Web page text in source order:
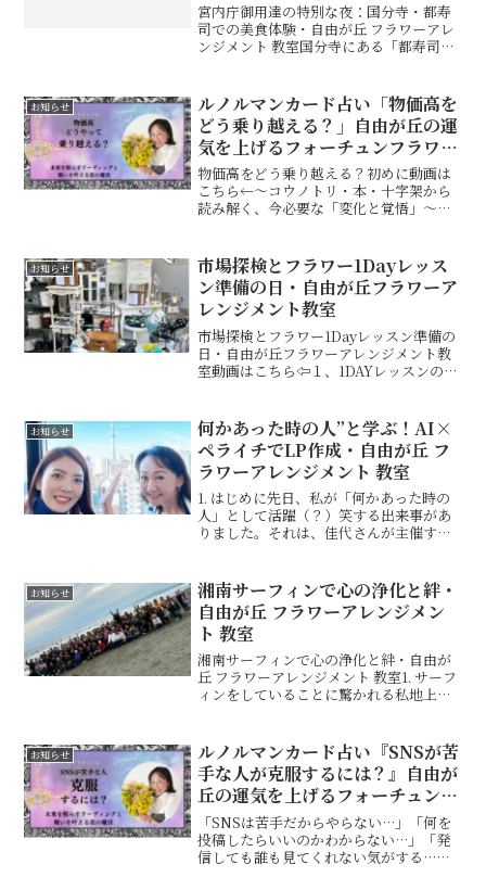
宮内庁御用達の特別な夜：国分寺・都寿
司での美食体験・自由が丘 フラワーアレ
ンジメント 教室国分寺にある「都寿司」
庁御用達」とのご紹介でした。その一言
だけで、どれほど特別...
お知らせ
ルノルマンカード占い「物価高を
どう乗り越える？」自由が丘の運
気を上げるフォーチュンフラワー
&カードセラピスト
物価高をどう乗り越える？初めに動画は
こちら←〜コウノトリ・本・十字架から
読み解く、今必要な「変化と覚悟」〜最
が苦しくなってきました」という声をよ
く聞くようになりました。...
お知らせ
市場探検とフラワー1Dayレッス
ン準備の日・自由が丘フラワーア
レンジメント教室
市場探検とフラワー1Dayレッスン準備の
日・自由が丘フラワーアレンジメント教
室動画はこちら⇦１、1DAYレッスンのサ
ンプル準備。各月のテーマはあらかじめ
Chat G...
お知らせ
何かあった時の人”と学ぶ！AI×
ペライチでLP作成・自由が丘 フ
ラワーアレンジメント 教室
1. はじめに先日、私が「何かあった時の
人」として活躍（？）笑する出来事があ
りました。それは、佳代さんが主催する
×Canvaを使って、たった1時間で集客で
きるランディング...
お知らせ
湘南サーフィンで心の浄化と絆・
自由が丘 フラワーアレンジメン
ト 教室
湘南サーフィンで心の浄化と絆・自由が
丘 フラワーアレンジメント 教室1. サーフ
ィンをしていることに驚かれる私地上に
私をどなたかに紹介していると「サーフ
ァーなんですよ！...
お知らせ
ルノルマンカード占い『SNSが苦
手な人が克服するには？』自由が
丘の運気を上げるフォーチュンフ
ラワー&カードセラピスト
「SNSは苦手だからやらない…」「何を
投稿したらいいのかわからない…」「発
信しても誰も見てくれない気がする…」